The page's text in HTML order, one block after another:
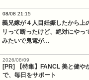
08/08 21:15
義兄嫁が４人目妊娠したから上
リって断ったけど、絶対にや
みたいで鬼電が…
2026/08/09
[PR] 【特集】FANCL 美と健や
で、毎日をサポート